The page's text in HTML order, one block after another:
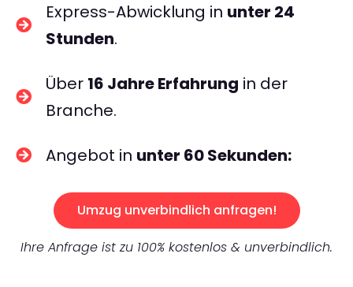
Express-Abwicklung in unter 24
Stunden.
Über 16 Jahre Erfahrung in der
Branche.
Angebot in unter 60 Sekunden:
Umzug unverbindlich anfragen!
Ihre Anfrage ist zu 100% kostenlos & unverbindlich.